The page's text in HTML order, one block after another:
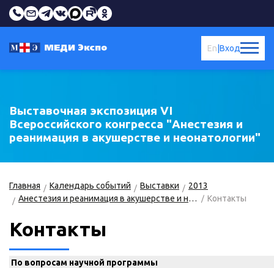
Вход
En
Выставочная экспозиция VI
Всероссийского конгресса "Анестезия и
реанимация в акушерстве и неонатологии"
Главная Календарь событий Выставки
2013
Анестезия и реанимация в акушерстве и неонатологии
Контакты
Контакты
По вопросам научной программы